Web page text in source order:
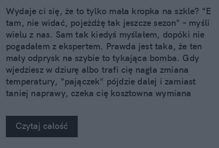
Wydaje ci się, że to tylko mała kropka na szkle? "E
tam, nie widać, pojeżdżę tak jeszcze sezon" – myśli
wielu z nas. Sam tak kiedyś myślałem, dopóki nie
pogadałem z ekspertem. Prawda jest taka, że ten
mały odprysk na szybie to tykająca bomba. Gdy
wjedziesz w dziurę albo trafi cię nagła zmiana
temperatury, "pajączek" pójdzie dalej i zamiast
taniej naprawy, czeka cię kosztowna wymiana
na własne oczy zobaczyć, jak profesjonaliści radzą
sobie z takimi uszkodzeniami.
Czytaj całość